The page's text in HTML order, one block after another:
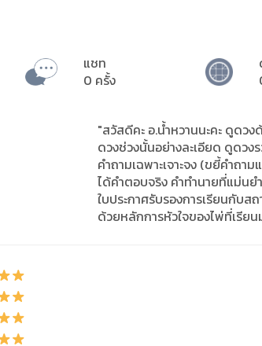
แชท
0 ครั้ง
"สวัสดีคะ อ.น้ำหวานนะคะ ดูดว
ดวงช่วงนั้นอย่างละเอียด ดูดวง
คำถามเฉพาะเจาะจง (ขยี้คำถ
ได้คำตอบจริง คำทำนายที่แม่น
ใบประกาศรับรองการเรียนกับส
ด้วยหลักการหัวใจของไพ่ที่เรียน